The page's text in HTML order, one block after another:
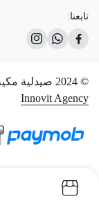
تابعنا:
© 2024 صيدلية مكية. جميع الحقوق محفوظة. تم التطوير بواسطة
Innovit Agency